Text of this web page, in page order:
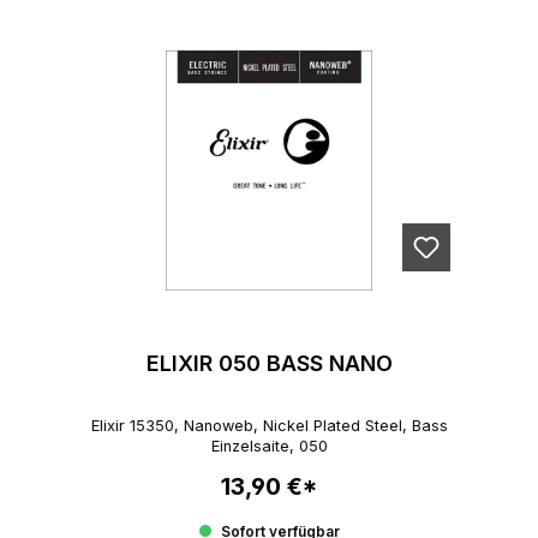
ELIXIR 050 BASS NANO
Elixir 15350, Nanoweb, Nickel Plated Steel, Bass
Einzelsaite, 050
Regulärer Preis:
13,90 €*
Sofort verfügbar